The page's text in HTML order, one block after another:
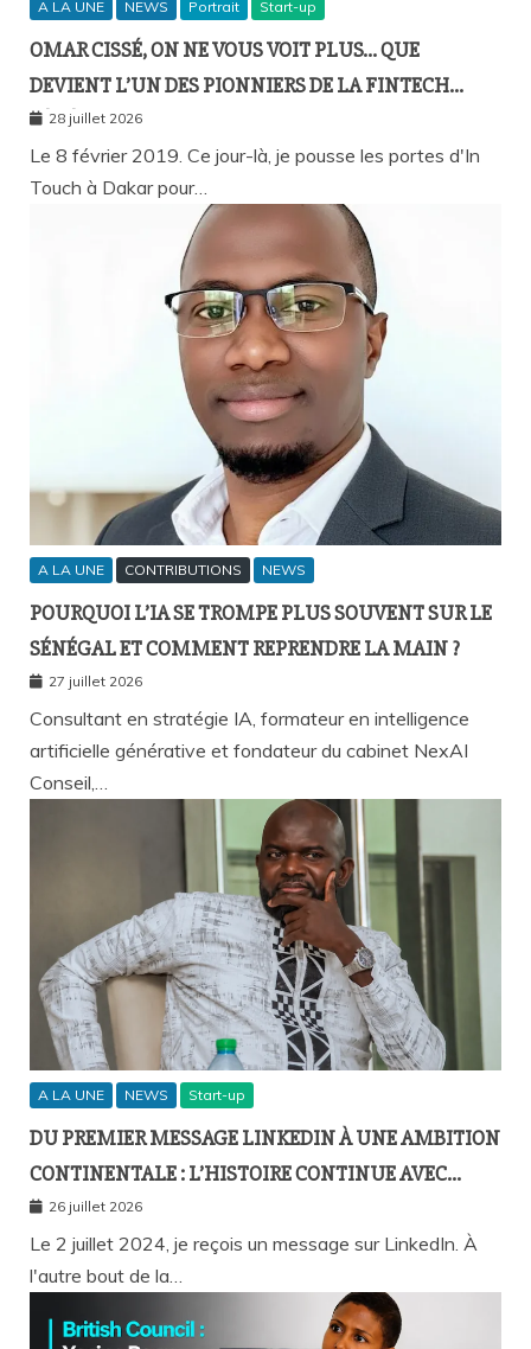
A LA UNE NEWS Portrait Start-up
OMAR CISSÉ, ON NE VOUS VOIT PLUS… QUE
DEVIENT L’UN DES PIONNIERS DE LA FINTECH
SÉNÉGALAISE ?
28 juillet 2026
Le 8 février 2019. Ce jour-là, je pousse les portes d'In
Touch à Dakar pour…
A LA UNE CONTRIBUTIONS NEWS
POURQUOI L’IA SE TROMPE PLUS SOUVENT SUR LE
SÉNÉGAL ET COMMENT REPRENDRE LA MAIN ?
27 juillet 2026
Consultant en stratégie IA, formateur en intelligence
artificielle générative et fondateur du cabinet NexAI
Conseil,…
A LA UNE NEWS Start-up
DU PREMIER MESSAGE LINKEDIN À UNE AMBITION
CONTINENTALE : L’HISTOIRE CONTINUE AVEC
BIRAHIM FALL ET BICTORYS
26 juillet 2026
Le 2 juillet 2024, je reçois un message sur LinkedIn. À
l'autre bout de la…